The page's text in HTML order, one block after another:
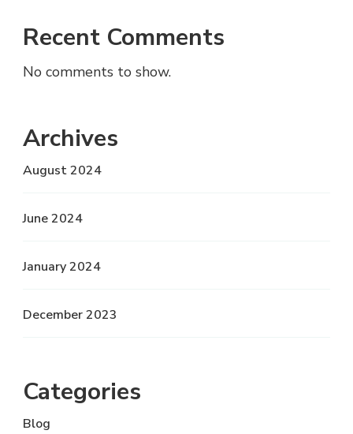
Recent Comments
No comments to show.
Archives
August 2024
June 2024
January 2024
December 2023
Categories
Blog